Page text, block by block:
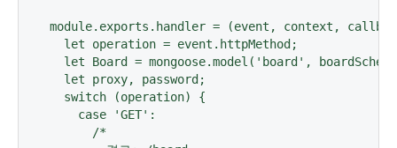
module.exports.handler = (event, context,
  let operation = event.httpMethod;
let Board = mongoose.model('board',
  let proxy, password;
  switch (operation) {
    case 'GET':
      /*